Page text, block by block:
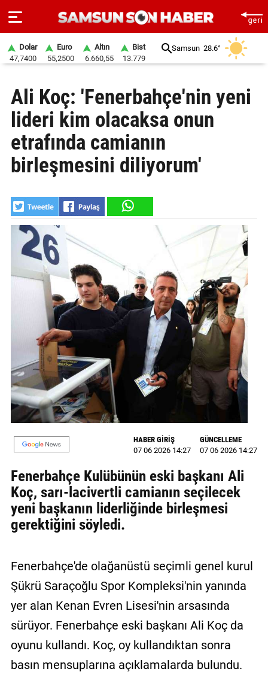
SAYFA
SAMSUN
HABER
SAMSUNSPOR
SİYASET
EKONOMİ
DÜNYA
MAGAZİN
GALERİ
VİDEO
YAZARLAR
BİZE
ULAŞIN
İletişim
Gizlilik
Politikası
Dolar
47,7400
Euro
55,2500
Altın
6.660,55
Bist
13.779
Samsun 28.6°
Ali Koç: 'Fenerbahçe'nin yeni
lideri kim olacaksa onun
etrafında camianın
birleşmesini diliyorum'
HABER GİRİŞ
07 06 2026 14:27
GÜNCELLEME
07 06 2026 14:27
Fenerbahçe Kulübünün eski başkanı Ali
Koç, sarı-lacivertli camianın seçilecek
yeni başkanın liderliğinde birleşmesi
gerektiğini söyledi.
Fenerbahçe'de olağanüstü seçimli genel kurul
Şükrü Saraçoğlu Spor Kompleksi'nin yanında
yer alan Kenan Evren Lisesi'nin arsasında
sürüyor. Fenerbahçe eski başkanı Ali Koç da
oyunu kullandı. Koç, oy kullandıktan sonra
basın mensuplarına açıklamalarda bulundu.